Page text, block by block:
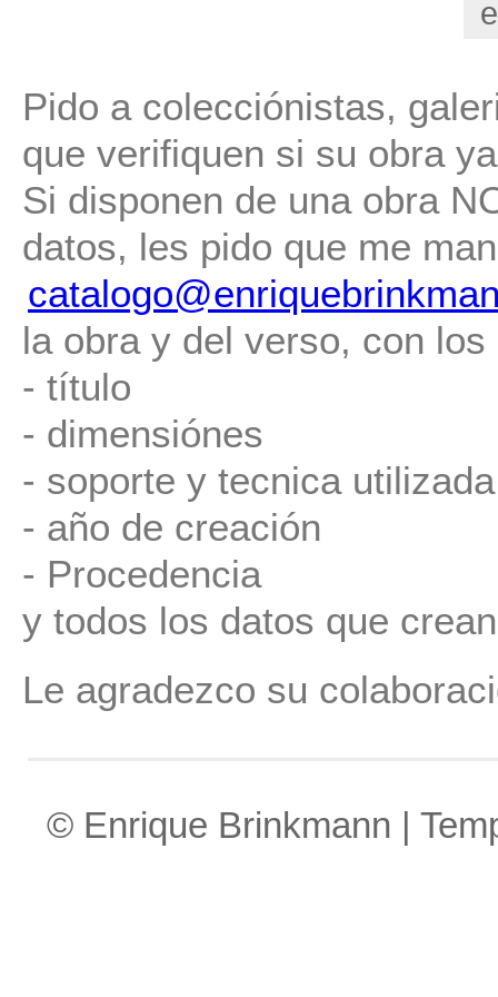
Pido a colecciónistas,
que verifiquen si su obra
Si disponen de una obra
datos, les pido que me
la obra y del verso, con
- título
- dimensiónes
- soporte y tecnica
- año de creación
- Procedencia
y todos los datos que
Le agradezco su
© Enrique Brinkmann |